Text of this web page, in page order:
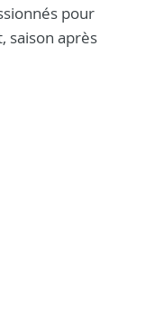
pour
saison après